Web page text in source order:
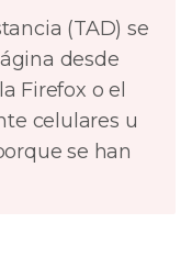
(TAD) se
desde
Firefox o el
celulares u
se han